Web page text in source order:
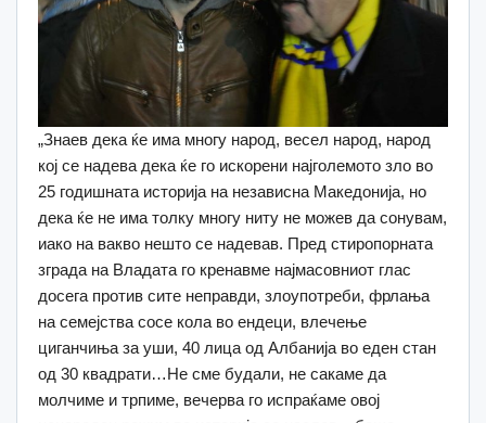
„Знаев дека ќе има многу народ, весел народ, народ
кој се надева дека ќе го искорени најголемото зло во
25 годишната историја на независна Македонија, но
дека ќе не има толку многу ниту не можев да сонувам,
иако на вакво нешто се надевав. Пред стиропорната
зграда на Владата го кренавме најмасовниот глас
досега против сите неправди, злоупотреби, фрлања
на семејства сосе кола во ендеци, влечење
циганчиња за уши, 40 лица од Албанија во еден стан
од 30 квадрати…Не сме будали, не сакаме да
молчиме и трпиме, вечерва го испраќаме овој